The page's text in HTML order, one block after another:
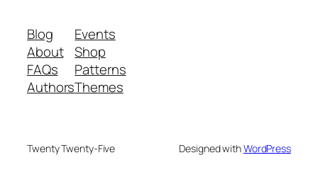
Blog
About
FAQs
Authors
Events
Shop
Patterns
Themes
Twenty Twenty-Five Designed withWordPress